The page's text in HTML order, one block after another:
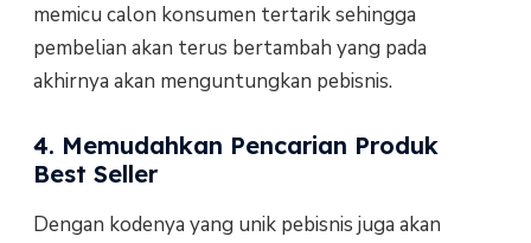
memicu calon konsumen tertarik sehingga
pembelian akan terus bertambah yang pada
akhirnya akan menguntungkan pebisnis.
4. Memudahkan Pencarian Produk
Best Seller
Dengan kodenya yang unik pebisnis juga akan